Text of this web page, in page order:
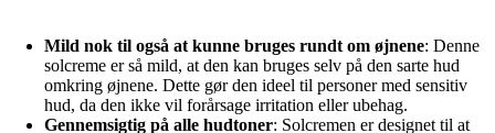
Mild nok til også at kunne bruges rundt om øjnene: Denne
solcreme er så mild, at den kan bruges selv på den sarte hud
omkring øjnene. Dette gør den ideel til personer med sensitiv
hud, da den ikke vil forårsage irritation eller ubehag.
Gennemsigtig på alle hudtoner: Solcremen er designet til at